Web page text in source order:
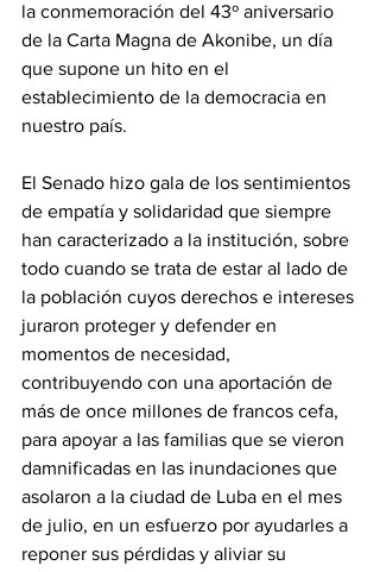
la conmemoración del 43º aniversario
de la Carta Magna de Akonibe, un día
que supone un hito en el
establecimiento de la democracia en
nuestro país.
‎El Senado hizo gala de los sentimientos
de empatía y solidaridad que siempre
han caracterizado a la institución, sobre
todo cuando se trata de estar al lado de
la población cuyos derechos e intereses
juraron proteger y defender en
momentos de necesidad,
contribuyendo con una aportación de
más de once millones de francos cefa,
para apoyar a las familias que se vieron
damnificadas en las inundaciones que
asolaron a la ciudad de Luba en el mes
de julio, en un esfuerzo por ayudarles a
reponer sus pérdidas y aliviar su